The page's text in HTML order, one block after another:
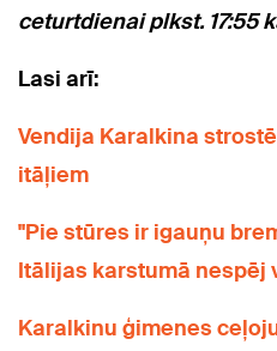
ceturtdienai plkst. 17:55
Lasi arī:
Vendija Karalkina
itāļiem
"Pie stūres ir igauņu
Itālijas karstumā nespēj
Karalkinu ģimenes